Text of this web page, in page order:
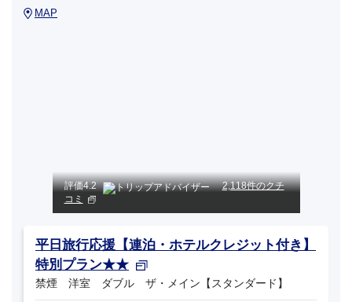
MAP
評価4.2
2,118件のクチ
コミ
平日旅行応援【連泊・ホテルクレジット付き】
特別プラン★★
禁煙 洋室 ダブル ザ・メイン【スタンダード】